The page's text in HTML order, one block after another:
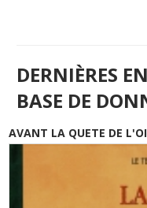
DERNIÈRES
BASE DE
AVANT LA QUETE DE